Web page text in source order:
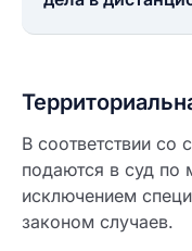
В соответствии
подаются в суд по
исключением
законом случаев.